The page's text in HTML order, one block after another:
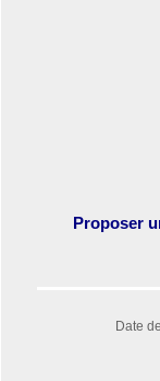
Proposer
Date